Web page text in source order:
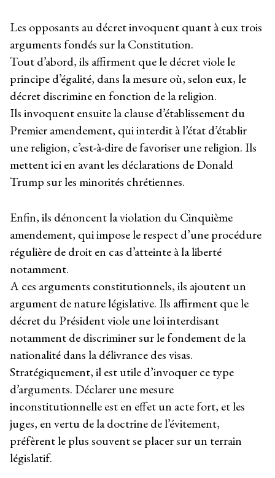
Les opposants au décret invoquent quant à eux trois
arguments fondés sur la Constitution.
Tout d’abord, ils affirment que le décret viole le
principe d’égalité, dans la mesure où, selon eux, le
décret discrimine en fonction de la religion.
Ils invoquent ensuite la clause d’établissement du
Premier amendement, qui interdit à l’état d’établir
une religion, c’est-à-dire de favoriser une religion. Ils
mettent ici en avant les déclarations de Donald
Trump sur les minorités chrétiennes.
Enfin, ils dénoncent la violation du Cinquième
amendement, qui impose le respect d’une procédure
régulière de droit en cas d’atteinte à la liberté
notamment.
A ces arguments constitutionnels, ils ajoutent un
argument de nature législative. Ils affirment que le
décret du Président viole une loi interdisant
notamment de discriminer sur le fondement de la
nationalité dans la délivrance des visas.
Stratégiquement, il est utile d’invoquer ce type
d’arguments. Déclarer une mesure
inconstitutionnelle est en effet un acte fort, et les
juges, en vertu de la doctrine de l’évitement,
préfèrent le plus souvent se placer sur un terrain
législatif.